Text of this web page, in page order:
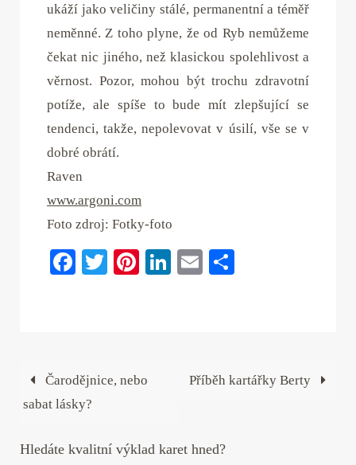
ukáží jako veličiny stálé, permanentní a téměř
neměnné. Z toho plyne, že od Ryb nemůžeme
čekat nic jiného, než klasickou spolehlivost a
věrnost. Pozor, mohou být trochu zdravotní
potíže, ale spíše to bude mít zlepšující se
tendenci, takže, nepolevovat v úsilí, vše se v
dobré obrátí.
Raven
www.argoni.com
Foto zdroj: Fotky-foto
Fa T
Pi
Li
E
Čarodějnice, nebo
sabat lásky?
Příběh kartářky Berty
Hledáte kvalitní výklad karet hned?